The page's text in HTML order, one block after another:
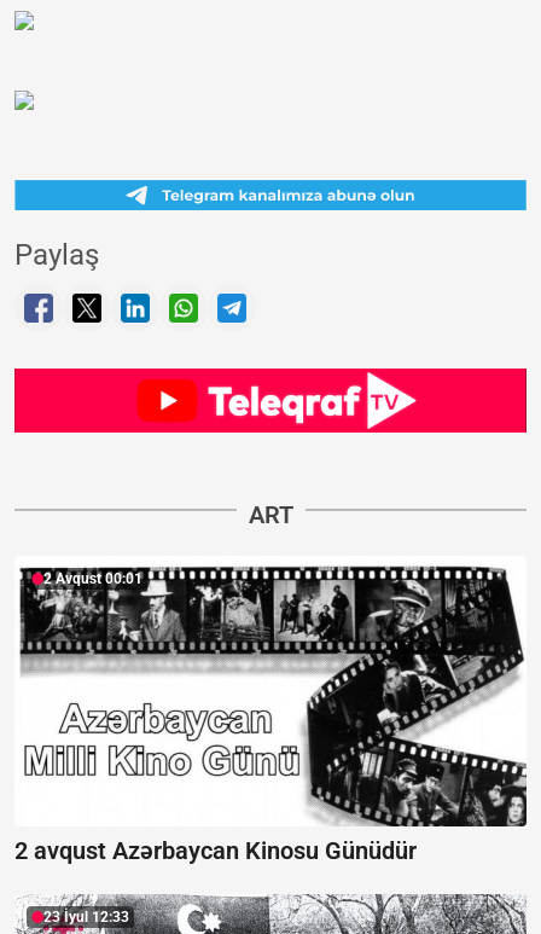
Paylaş
ART
2 Avqust 00:01
2 avqust Azərbaycan Kinosu Günüdür
23 İyul 12:33